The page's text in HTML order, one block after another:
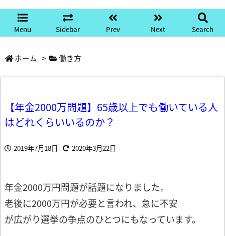
Menu Sidebar Prev Next Search
ホーム > 働き方
【年金2000万問題】65歳以上でも働いている人
はどれくらいいるのか？
2019年7月18日 2020年3月22日
年金2000万円問題が話題になりました。
老後に2000万円が必要と言われ、急に不安
が広がり選挙の争点のひとつにもなっています。